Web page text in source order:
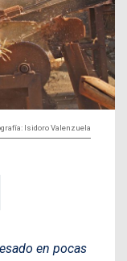
Isidoro Valenzuela
en pocas